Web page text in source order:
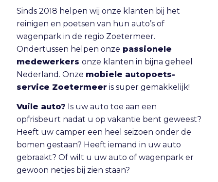
Sinds 2018 helpen wij onze klanten bij het
reinigen en poetsen van hun auto’s of
wagenpark in de regio Zoetermeer.
Ondertussen helpen onze passionele
medewerkers onze klanten in bijna geheel
Nederland. Onze mobiele autopoets-
service Zoetermeer is super gemakkelijk!
Vuile auto? Is uw auto toe aan een
opfrisbeurt nadat u op vakantie bent geweest?
Heeft uw camper een heel seizoen onder de
bomen gestaan? Heeft iemand in uw auto
gebraakt? Of wilt u uw auto of wagenpark er
gewoon netjes bij zien staan?